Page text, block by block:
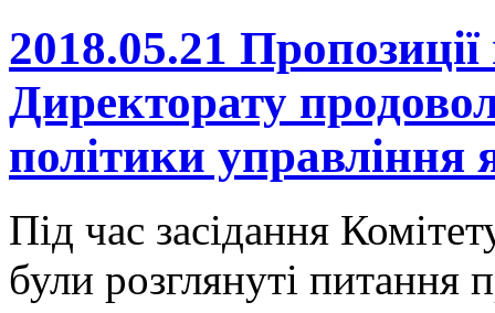
2018.05.21
Директорату
політики управління
Під час засідання
були розглянуті питання